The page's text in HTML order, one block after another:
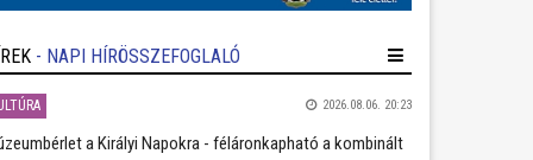
- NAPI HÍRÖSSZEFOGLALÓ
2026.08.06. 20:23
a Királyi Napokra - féláronkapható a kombinált